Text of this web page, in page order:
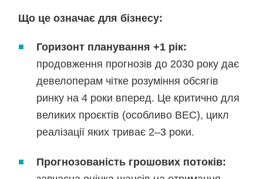
Що це означає для бізнесу:
Горизонт планування +1 рік:
продовження прогнозів до 2030 року дає
девелоперам чітке розуміння обсягів
ринку на 4 роки вперед. Це критично для
великих проєктів (особливо ВЕС), цикл
реалізації яких триває 2–3 роки.
Прогнозованість грошових потоків: